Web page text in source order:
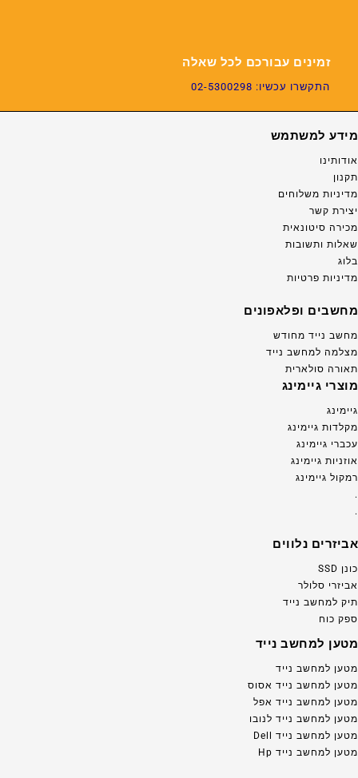
זמינים עבורכם לכל שאלה
התקשרו עכשיו: 02-5300298
מידע למשתמש
אודותינו
תקנון
מדיניות משלוחים
יצירת קשר
מכירה סיטונאית
שאלות ותשובות
בלוג
מדיניות פרטיות
מחשבים ופלאפונים
מחשב נייד מחודש
מצלמה למחשב נייד
תאורה סולארית
מוצרי גיימינג
גיימינג
מקלדות גיימינג
עכברי גיימינג
אוזניות גיימינג
רמקול גיימינג
.
.
אביזרים נלווים
כונן SSD
אביזרי סלולר
תיק למחשב נייד
ספק כוח
מטען למחשב נייד
מטען למחשב נייד
מטען למחשב נייד אסוס
מטען למחשב נייד אפל
מטען למחשב נייד לנובו
מטען למחשב נייד Dell
מטען למחשב נייד Hp